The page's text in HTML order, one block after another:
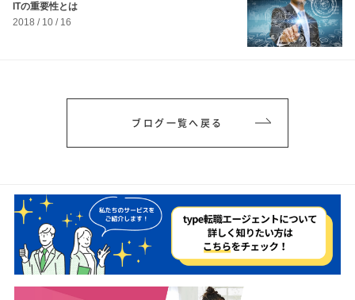
ITの重要性とは
2018 / 10 / 16
ブログ一覧へ戻る